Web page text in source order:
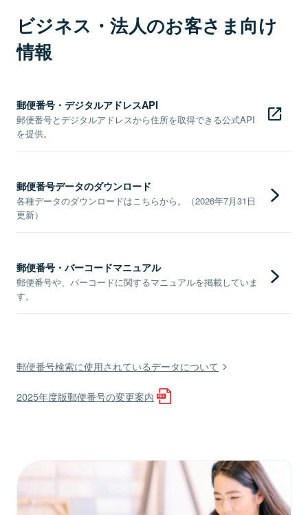
ビジネス・法人のお客さま向け
情報
郵便番号・デジタルアドレスAPI
郵便番号とデジタルアドレスから住所を取得できる公式API
を提供。
郵便番号データのダウンロード
各種データのダウンロードはこちらから。（2026年7月31日
更新）
郵便番号・バーコードマニュアル
郵便番号や、バーコードに関するマニュアルを掲載していま
す。
郵便番号検索に使用されているデータについて
2025年度版郵便番号の変更案内